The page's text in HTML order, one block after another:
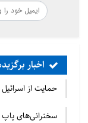
قابل ذکر است،
منبع: شيعه
اخبار
حمایت از
سخنرانی‌های